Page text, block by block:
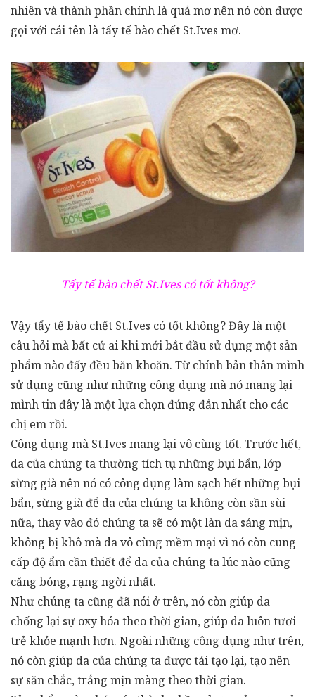
nhiên và thành phần chính là quả mơ nên nó còn được
gọi với cái tên là tẩy tế bào chết St.Ives mơ.
Tẩy tế bào chết St.Ives có tốt không?
Vậy tẩy tế bào chết St.Ives có tốt không? Đây là một
câu hỏi mà bất cứ ai khi mới bắt đầu sử dụng một sản
phẩm nào đấy đều băn khoăn. Từ chính bản thân mình
sử dụng cũng như những công dụng mà nó mang lại
mình tin đây là một lựa chọn đúng đắn nhất cho các
chị em rồi.
Công dụng mà St.Ives mang lại vô cùng tốt. Trước hết,
da của chúng ta thường tích tụ những bụi bẩn, lớp
sừng già nên nó có công dụng làm sạch hết những bụi
bẩn, sừng già để da của chúng ta không còn sần sùi
nữa, thay vào đó chúng ta sẽ có một làn da sáng mịn,
không bị khô mà da vô cùng mềm mại vì nó còn cung
cấp độ ẩm cần thiết để da của chúng ta lúc nào cũng
căng bóng, rạng ngời nhất.
Như chúng ta cũng đã nói ở trên, nó còn giúp da
chống lại sự oxy hóa theo thời gian, giúp da luôn tươi
trẻ khỏe mạnh hơn. Ngoài những công dụng như trên,
nó còn giúp da của chúng ta được tái tạo lại, tạo nên
sự săn chắc, trắng mịn màng theo thời gian.